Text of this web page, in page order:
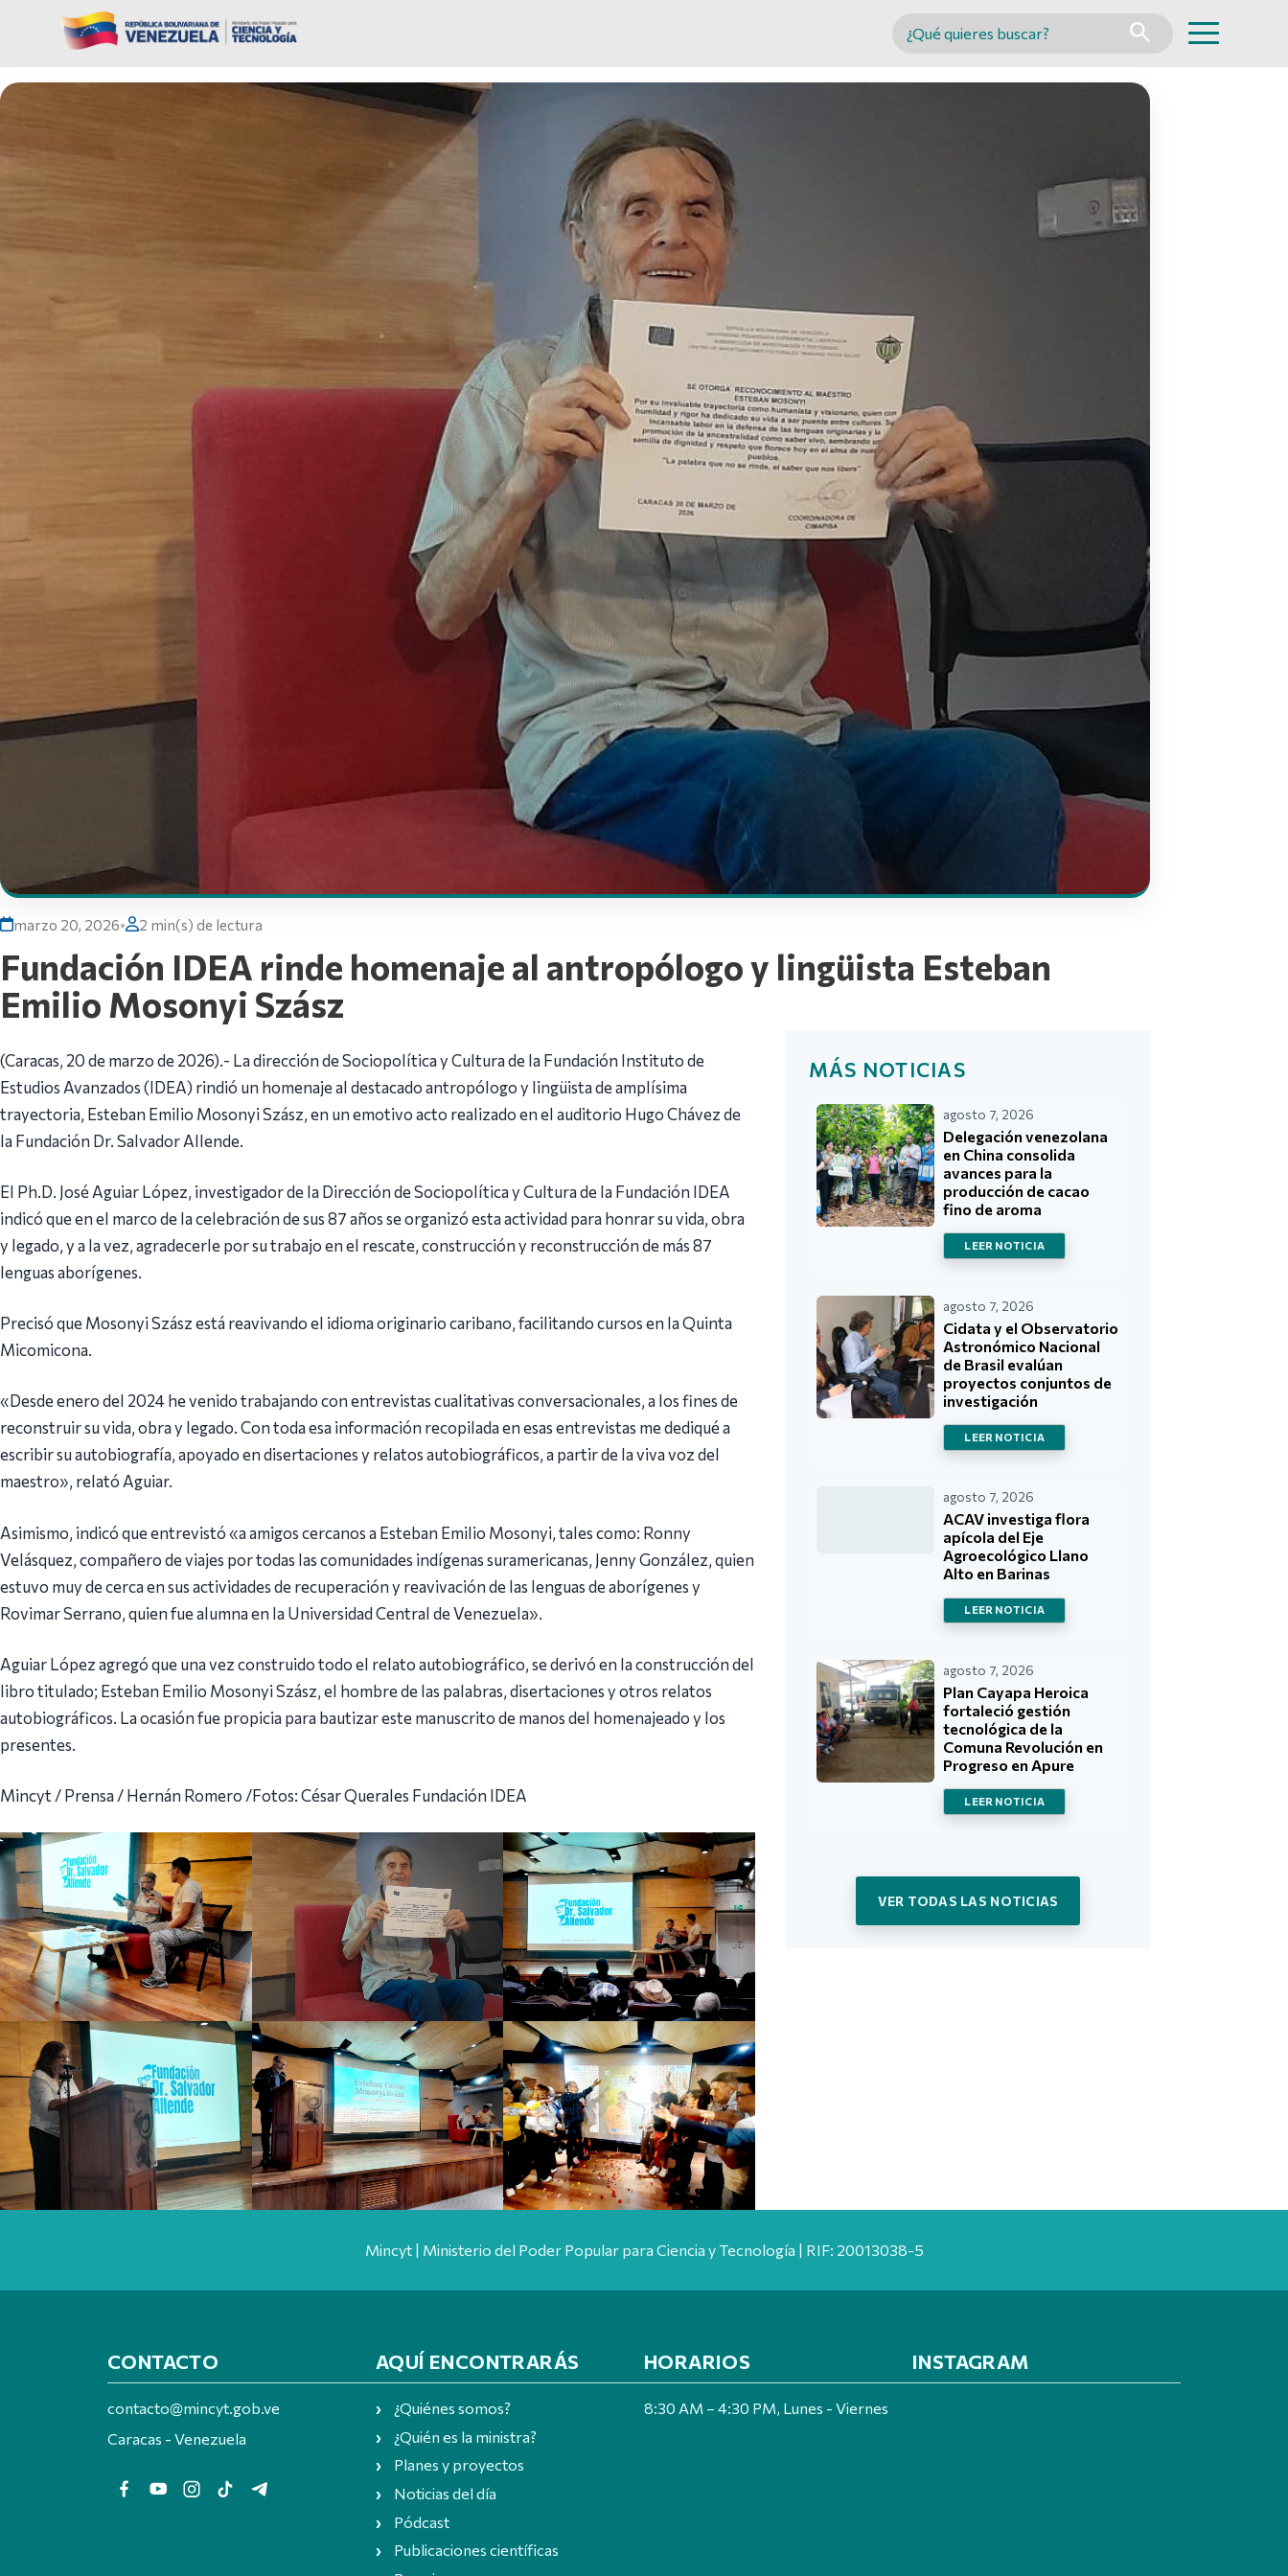
Buscar en MINCYT
marzo 20, 2026• 2 min(s) de lectura
Fundación IDEA rinde homenaje al antropólogo y lingüista Esteban
Emilio Mosonyi Szász
(Caracas, 20 de marzo de 2026).- La dirección de Sociopolítica y Cultura de la Fundación Instituto de
Estudios Avanzados (IDEA) rindió un homenaje al destacado antropólogo y lingüista de amplísima
trayectoria, Esteban Emilio Mosonyi Szász, en un emotivo acto realizado en el auditorio Hugo Chávez de
la Fundación Dr. Salvador Allende.
El Ph.D. José Aguiar López, investigador de la Dirección de Sociopolítica y Cultura de la Fundación IDEA
indicó que en el marco de la celebración de sus 87 años se organizó esta actividad para honrar su vida, obra
y legado, y a la vez, agradecerle por su trabajo en el rescate, construcción y reconstrucción de más 87
lenguas aborígenes.
Precisó que Mosonyi Szász está reavivando el idioma originario caribano, facilitando cursos en la Quinta
Micomicona.
«Desde enero del 2024 he venido trabajando con entrevistas cualitativas conversacionales, a los fines de
reconstruir su vida, obra y legado. Con toda esa información recopilada en esas entrevistas me dediqué a
escribir su autobiografía, apoyado en disertaciones y relatos autobiográficos, a partir de la viva voz del
maestro», relató Aguiar.
Asimismo, indicó que entrevistó «a amigos cercanos a Esteban Emilio Mosonyi, tales como: Ronny
Velásquez, compañero de viajes por todas las comunidades indígenas suramericanas, Jenny González, quien
estuvo muy de cerca en sus actividades de recuperación y reavivación de las lenguas de aborígenes y
Rovimar Serrano, quien fue alumna en la Universidad Central de Venezuela».
Aguiar López agregó que una vez construido todo el relato autobiográfico, se derivó en la construcción del
libro titulado; Esteban Emilio Mosonyi Szász, el hombre de las palabras, disertaciones y otros relatos
autobiográficos. La ocasión fue propicia para bautizar este manuscrito de manos del homenajeado y los
presentes.
Mincyt / Prensa / Hernán Romero /Fotos: César Querales Fundación IDEA
MÁS NOTICIAS
agosto 7, 2026
Delegación venezolana
en China consolida
avances para la
producción de cacao
fino de aroma
LEER NOTICIA
agosto 7, 2026
Cidata y el Observatorio
Astronómico Nacional
de Brasil evalúan
proyectos conjuntos de
investigación
LEER NOTICIA
agosto 7, 2026
ACAV investiga flora
apícola del Eje
Agroecológico Llano
Alto en Barinas
LEER NOTICIA
agosto 7, 2026
Plan Cayapa Heroica
fortaleció gestión
tecnológica de la
Comuna Revolución en
Progreso en Apure
LEER NOTICIA
VER TODAS LAS NOTICIAS
Mincyt | Ministerio del Poder Popular para Ciencia y Tecnología | RIF: 20013038-5
CONTACTO
contacto@mincyt.gob.ve
Caracas - Venezuela
AQUÍ ENCONTRARÁS
¿Quiénes somos?
¿Quién es la ministra?
Planes y proyectos
Noticias del día
Pódcast
Publicaciones científicas
HORARIOS
8:30 AM – 4:30 PM, Lunes - Viernes
INSTAGRAM